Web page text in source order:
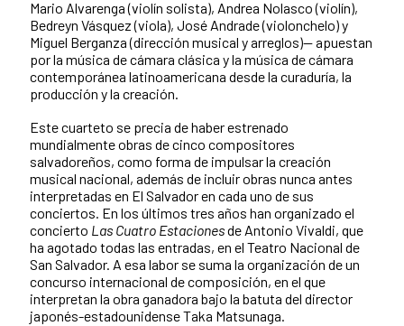
Mario Alvarenga (violín solista), Andrea Nolasco (violín),
Bedreyn Vásquez (viola), José Andrade (violonchelo) y
Miguel Berganza (dirección musical y arreglos)— apuestan
por la música de cámara clásica y la música de cámara
contemporánea latinoamericana desde la curaduría, la
producción y la creación.
Este cuarteto se precia de haber estrenado
mundialmente obras de cinco compositores
salvadoreños, como forma de impulsar la creación
musical nacional, además de incluir obras nunca antes
interpretadas en El Salvador en cada uno de sus
conciertos. En los últimos tres años han organizado el
concierto Las Cuatro Estacionesde Antonio Vivaldi, que
ha agotado todas las entradas, en el Teatro Nacional de
San Salvador. A esa labor se suma la organización de un
concurso internacional de composición, en el que
interpretan la obra ganadora bajo la batuta del director
japonés-estadounidense Taka Matsunaga.